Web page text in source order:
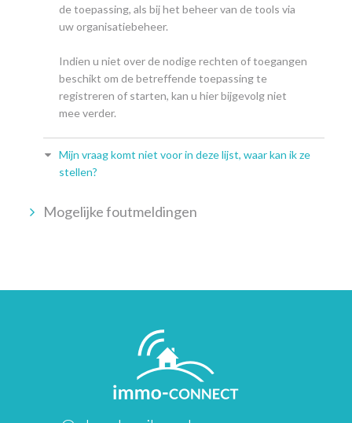
de toepassing, als bij het beheer van de tools via
uw organisatiebeheer.
Indien u niet over de nodige rechten of toegangen
beschikt om de betreffende toepassing te
registreren of starten, kan u hier bijgevolg niet
mee verder.
Mijn vraag komt niet voor in deze lijst, waar kan ik ze
stellen?
Mogelijke foutmeldingen